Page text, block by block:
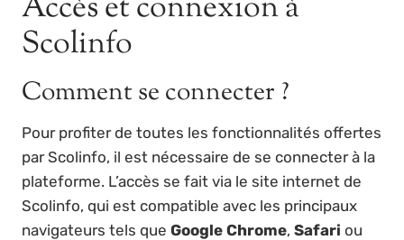
Scolinfo
Comment se connecter ?
Pour profiter de toutes les fonctionnalités offertes
par Scolinfo, il est nécessaire de se connecter à la
plateforme. L’accès se fait via le site internet de
Scolinfo, qui est compatible avec les principaux
navigateurs tels que Google Chrome, Safari ou